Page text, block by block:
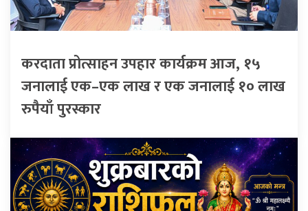
करदाता प्रोत्साहन उपहार कार्यक्रम आज, १५
जनालाई एक–एक लाख र एक जनालाई १० लाख
रुपैयाँ पुरस्कार